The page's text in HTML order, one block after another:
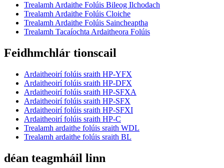
Trealamh Ardaithe Folúis Bileog Ilchodach
Trealamh Ardaithe Folúis Cloiche
Trealamh Ardaithe Folúis Saincheaptha
Trealamh Tacaíochta Ardaitheora Folúis
Feidhmchlár tionscail
Ardaitheoirí folúis sraith HP-YFX
Ardaitheoirí folúis sraith HP-DFX
Ardaitheoirí folúis sraith HP-SFXA
Ardaitheoirí folúis sraith HP-SFX
Ardaitheoirí folúis sraith HP-SFXI
Ardaitheoirí folúis sraith HP-C
Trealamh ardaithe folúis sraith WDL
Trealamh ardaithe folúis sraith BL
déan teagmháil linn